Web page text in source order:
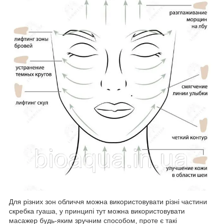
Для різних зон обличчя можна використовувати різні частини
скребка гуаша, у принципі тут можна використовувати
масажер будь-яким зручним способом, проте є такі